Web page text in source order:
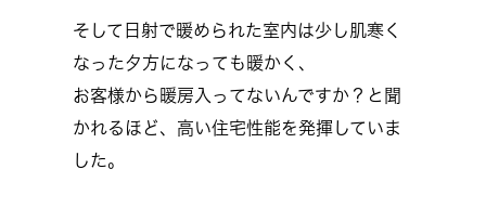
そして日射で暖められた室内は少し肌寒く
なった夕方になっても暖かく、
お客様から暖房入ってないんですか？と聞
かれるほど、高い住宅性能を発揮していま
した。